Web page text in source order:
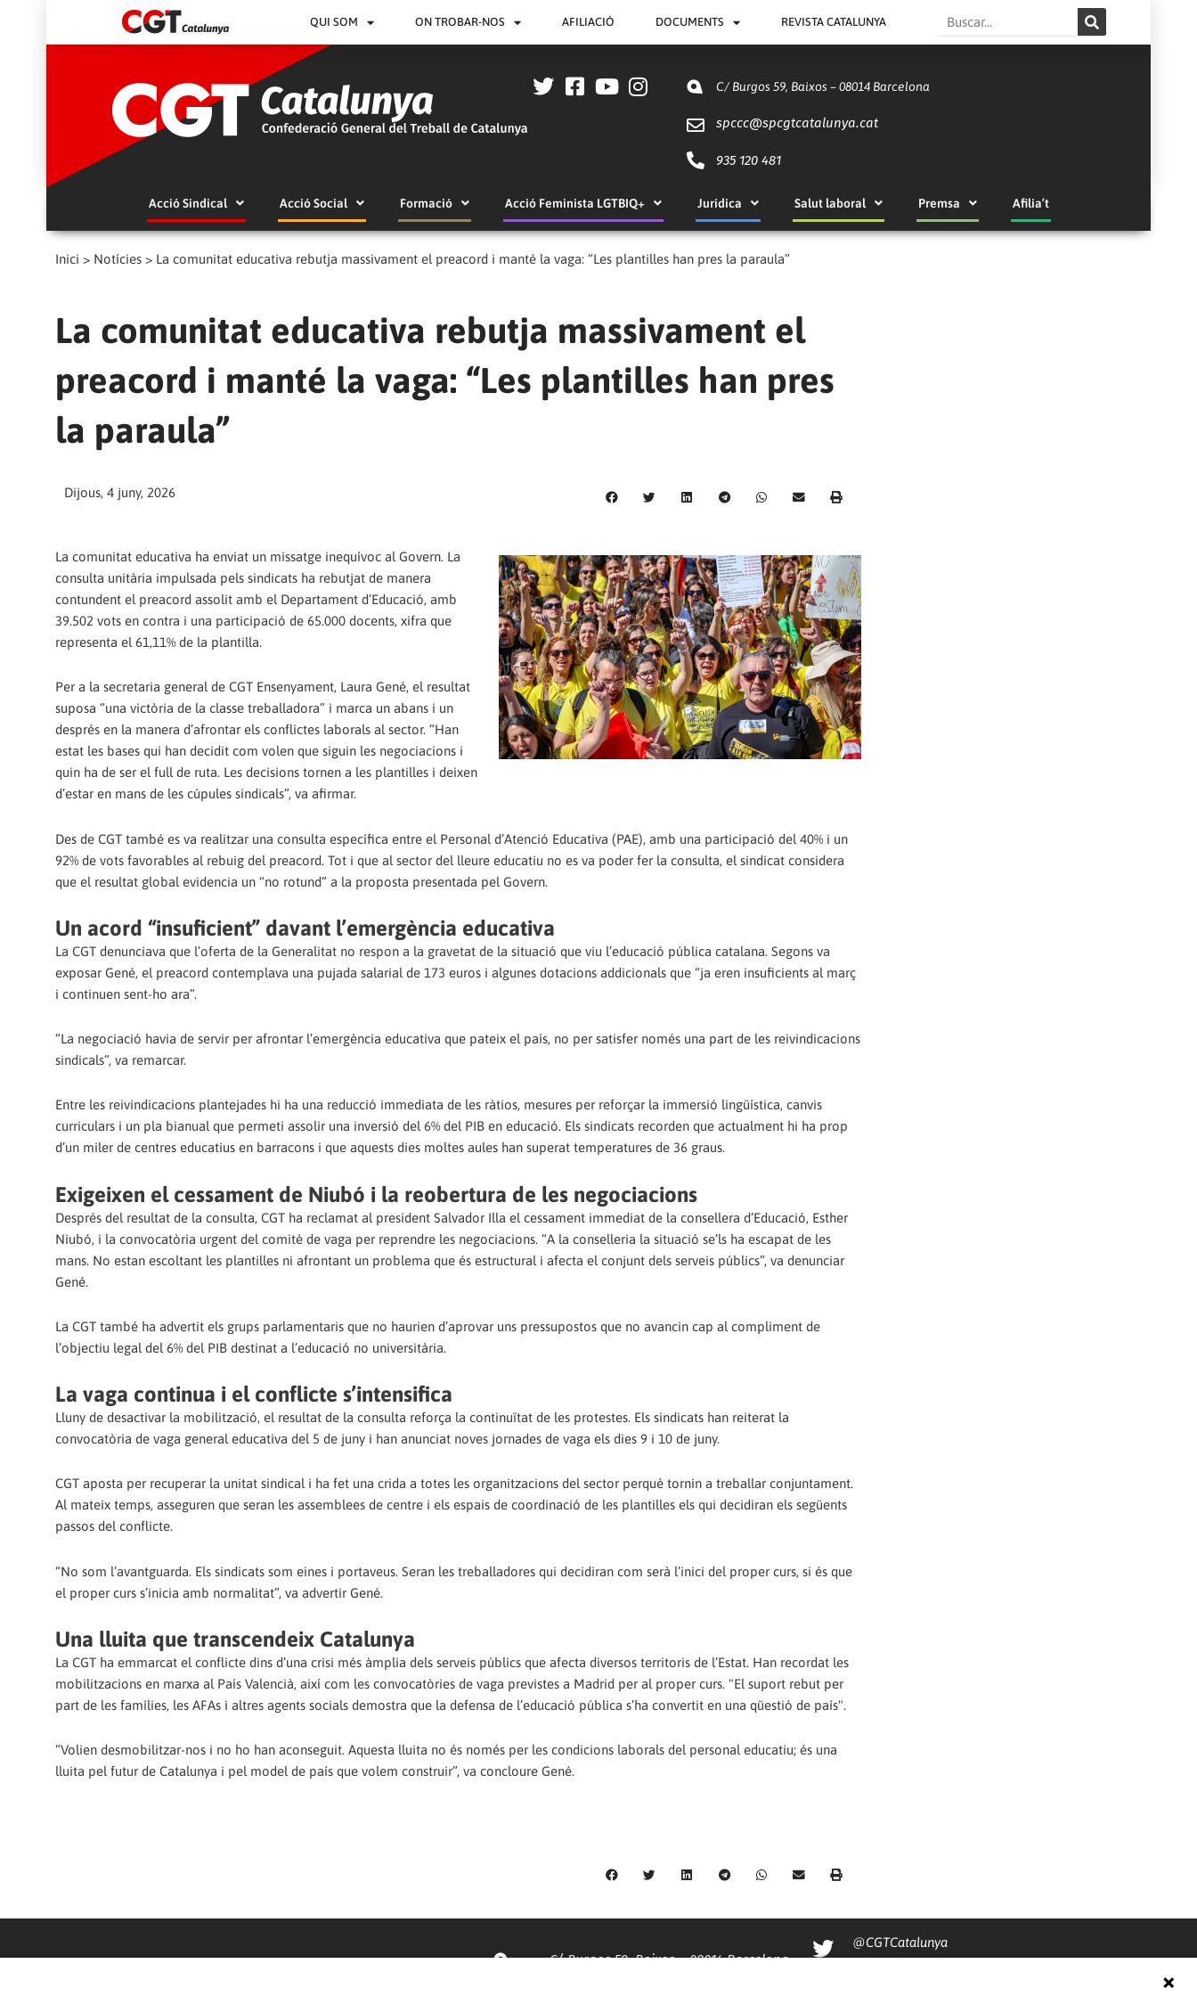
QUI SOM ON TROBAR-NOS AFILIACIÓ DOCUMENTS REVISTA CATALUNYA Search
C/ Burgos 59, Baixos – 08014 Barcelona
spccc@spcgtcatalunya.cat
935 120 481
Acció Sindical Acció Social Formació Acció Feminista LGTBIQ+ Jurídica Salut laboral Premsa Afilia’t
Inici > Notícies > La comunitat educativa rebutja massivament el preacord i manté la vaga: “Les plantilles han pres la paraula”
La comunitat educativa rebutja massivament el
preacord i manté la vaga: “Les plantilles han pres
la paraula”
Dijous, 4 juny, 2026
La comunitat educativa ha enviat un missatge inequívoc al Govern. La
consulta unitària impulsada pels sindicats ha rebutjat de manera
contundent el preacord assolit amb el Departament d’Educació, amb
39.502 vots en contra i una participació de 65.000 docents, xifra que
representa el 61,11% de la plantilla.
Per a la secretaria general de CGT Ensenyament, Laura Gené, el resultat
suposa “una victòria de la classe treballadora” i marca un abans i un
després en la manera d’afrontar els conflictes laborals al sector. “Han
estat les bases qui han decidit com volen que siguin les negociacions i
quin ha de ser el full de ruta. Les decisions tornen a les plantilles i deixen
d’estar en mans de les cúpules sindicals”, va afirmar.
Des de CGT també es va realitzar una consulta específica entre el Personal d’Atenció Educativa (PAE), amb una participació del 40% i un
92% de vots favorables al rebuig del preacord. Tot i que al sector del lleure educatiu no es va poder fer la consulta, el sindicat considera
que el resultat global evidencia un “no rotund” a la proposta presentada pel Govern.
Un acord “insuficient” davant l’emergència educativa
La CGT denunciava que l’oferta de la Generalitat no respon a la gravetat de la situació que viu l’educació pública catalana. Segons va
exposar Gené, el preacord contemplava una pujada salarial de 173 euros i algunes dotacions addicionals que “ja eren insuficients al març
i continuen sent-ho ara”.
“La negociació havia de servir per afrontar l’emergència educativa que pateix el país, no per satisfer només una part de les reivindicacions
sindicals”, va remarcar.
Entre les reivindicacions plantejades hi ha una reducció immediata de les ràtios, mesures per reforçar la immersió lingüística, canvis
curriculars i un pla bianual que permeti assolir una inversió del 6% del PIB en educació. Els sindicats recorden que actualment hi ha prop
d’un miler de centres educatius en barracons i que aquests dies moltes aules han superat temperatures de 36 graus.
Exigeixen el cessament de Niubó i la reobertura de les negociacions
Després del resultat de la consulta, CGT ha reclamat al president Salvador Illa el cessament immediat de la consellera d’Educació, Esther
Niubó, i la convocatòria urgent del comitè de vaga per reprendre les negociacions. “A la conselleria la situació se’ls ha escapat de les
mans. No estan escoltant les plantilles ni afrontant un problema que és estructural i afecta el conjunt dels serveis públics”, va denunciar
Gené.
La CGT també ha advertit els grups parlamentaris que no haurien d’aprovar uns pressupostos que no avancin cap al compliment de
l’objectiu legal del 6% del PIB destinat a l’educació no universitària.
La vaga continua i el conflicte s’intensifica
Lluny de desactivar la mobilització, el resultat de la consulta reforça la continuïtat de les protestes. Els sindicats han reiterat la
convocatòria de vaga general educativa del 5 de juny i han anunciat noves jornades de vaga els dies 9 i 10 de juny.
CGT aposta per recuperar la unitat sindical i ha fet una crida a totes les organitzacions del sector perquè tornin a treballar conjuntament.
Al mateix temps, asseguren que seran les assemblees de centre i els espais de coordinació de les plantilles els qui decidiran els següents
passos del conflicte.
“No som l’avantguarda. Els sindicats som eines i portaveus. Seran les treballadores qui decidiran com serà l’inici del proper curs, si és que
el proper curs s’inicia amb normalitat”, va advertir Gené.
Una lluita que transcendeix Catalunya
La CGT ha emmarcat el conflicte dins d’una crisi més àmplia dels serveis públics que afecta diversos territoris de l’Estat. Han recordat les
mobilitzacions en marxa al País Valencià, així com les convocatòries de vaga previstes a Madrid per al proper curs. "El suport rebut per
part de les famílies, les AFAs i altres agents socials demostra que la defensa de l’educació pública s’ha convertit en una qüestió de país".
“Volien desmobilitzar-nos i no ho han aconseguit. Aquesta lluita no és només per les condicions laborals del personal educatiu; és una
lluita pel futur de Catalunya i pel model de país que volem construir”, va concloure Gené.
C/ Burgos 59, Baixos – 08014 Barcelona
@CGTCatalunya